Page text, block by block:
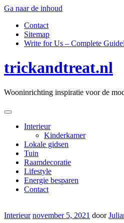
Ga naar de inhoud
Contact
Sitemap
Write for Us – Complete
trickandtreat.nl
Wooninrichting inspiratie voor de
Interieur
Kinderkamer
Lokale gidsen
Tuin
Raamdecoratie
Lifestyle
Energie besparen
Contact
Interieur november 5, 2021 door